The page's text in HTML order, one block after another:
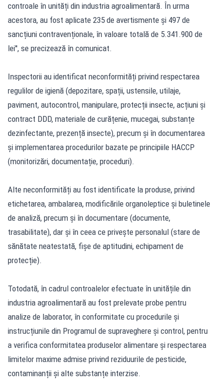
controale în unități din industria agroalimentară. În urma
acestora, au fost aplicate 235 de avertismente și 497 de
sancțiuni contravenționale, în valoare totală de 5.341.900 de
lei'', se precizează în comunicat.
Inspectorii au identificat neconformități privind respectarea
regulilor de igienă (depozitare, spații, ustensile, utilaje,
paviment, autocontrol, manipulare, protecții insecte, acțiuni și
contract DDD, materiale de curățenie, mucegai, substanțe
dezinfectante, prezență insecte), precum și în documentarea
și implementarea procedurilor bazate pe principiile HACCP
(monitorizări, documentație, proceduri).
Alte neconformități au fost identificate la produse, privind
etichetarea, ambalarea, modificările organoleptice și buletinele
de analiză, precum și în documentare (documente,
trasabilitate), dar și în ceea ce privește personalul (stare de
sănătate neatestată, fișe de aptitudini, echipament de
protecție).
Totodată, în cadrul controalelor efectuate în unitățile din
industria agroalimentară au fost prelevate probe pentru
analize de laborator, în conformitate cu procedurile și
instrucțiunile din Programul de supraveghere și control, pentru
a verifica conformitatea produselor alimentare și respectarea
limitelor maxime admise privind reziduurile de pesticide,
contaminanții și alte substanțe interzise.